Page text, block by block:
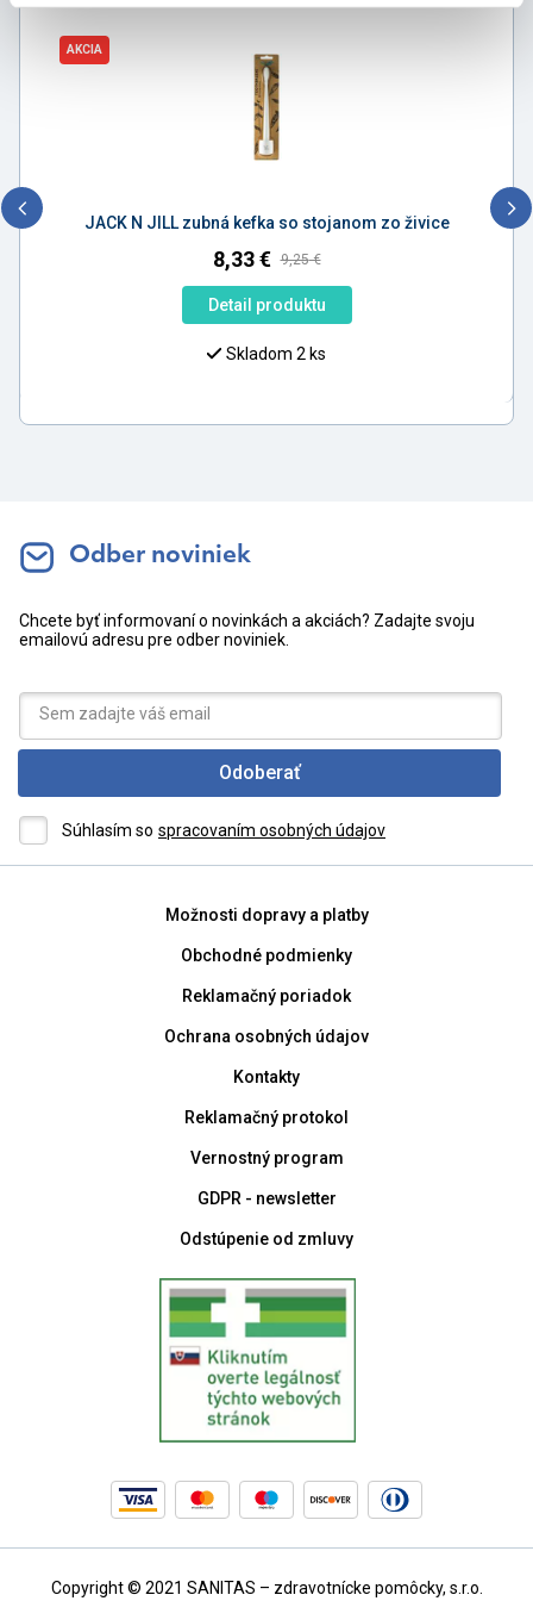
AKCIA
JACK N JILL zubná kefka so stojanom zo živice
8,33€ 9,25€
Detail produktu
Skladom 2 ks
Odber noviniek
Chcete byť informovaní o novinkách a akciách? Zadajte svoju
emailovú adresu pre odber noviniek.
Odoberať
Súhlasím so spracovaním osobných údajov
Možnosti dopravy a platby
Obchodné podmienky
Reklamačný poriadok
Ochrana osobných údajov
Kontakty
Reklamačný protokol
Vernostný program
GDPR - newsletter
Odstúpenie od zmluvy
Copyright © 2021 SANITAS – zdravotnícke pomôcky, s.r.o.